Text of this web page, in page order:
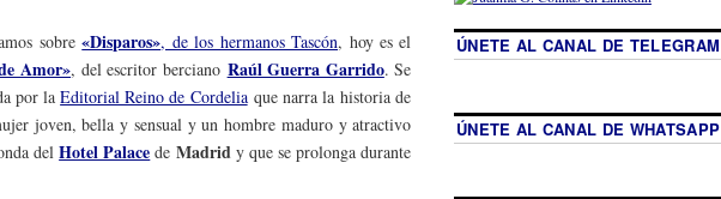
sobre«Disparos», de los hermanos Tascón, hoy es el
Amor», del escritor berciano Raúl Guerra Garrido. Se
por laEditorial Reino de Cordeliaque narra la historia de
joven, bella y sensual y un hombre maduro y atractivo
delHotel Palace de Madridy que se prolonga durante
ÚNETE AL CANAL DE TELEGRAM
ÚNETE AL CANAL DE WHATSAPP